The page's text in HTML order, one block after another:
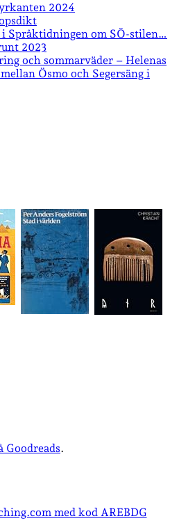
2024
i Språktidningen om SÖ-stilen…
2023
och sommarväder – Helenas
Ösmo och Segersäng i
Goodreads.